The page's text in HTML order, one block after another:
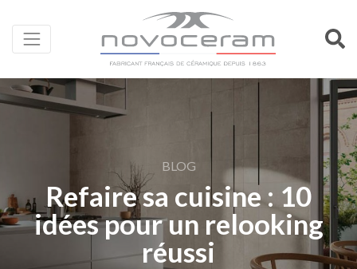
BLOG
Refaire sa cuisine : 10
idées pour un relooking
réussi